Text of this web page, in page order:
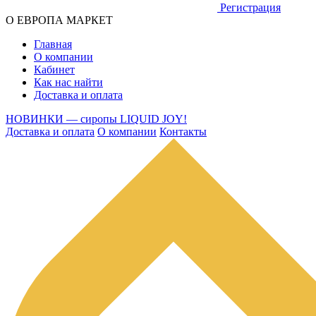
Регистрация
О ЕВРОПА МАРКЕТ
Главная
О компании
Кабинет
Как нас найти
Доставка и оплата
НОВИНКИ — сиропы LIQUID JOY!
Доставка и оплата О компании Контакты